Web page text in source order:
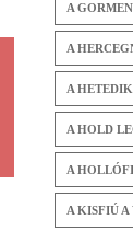
A
A
A
A HOLD
A
A KISFIÚ A